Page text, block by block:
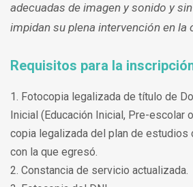
adecuadas de imagen y sonido y
impidan su plena intervención en la
Requisitos para la
1. Fotocopia legalizada de título de
Inicial (Educación Inicial, Pre-escolar
copia legalizada del plan de estudios
con la que egresó.
2. Constancia de servicio actualizada.